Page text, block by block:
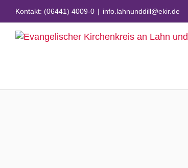
springen
Kontakt: (06441) 4009-0 | info.lahnunddill@ekir.de